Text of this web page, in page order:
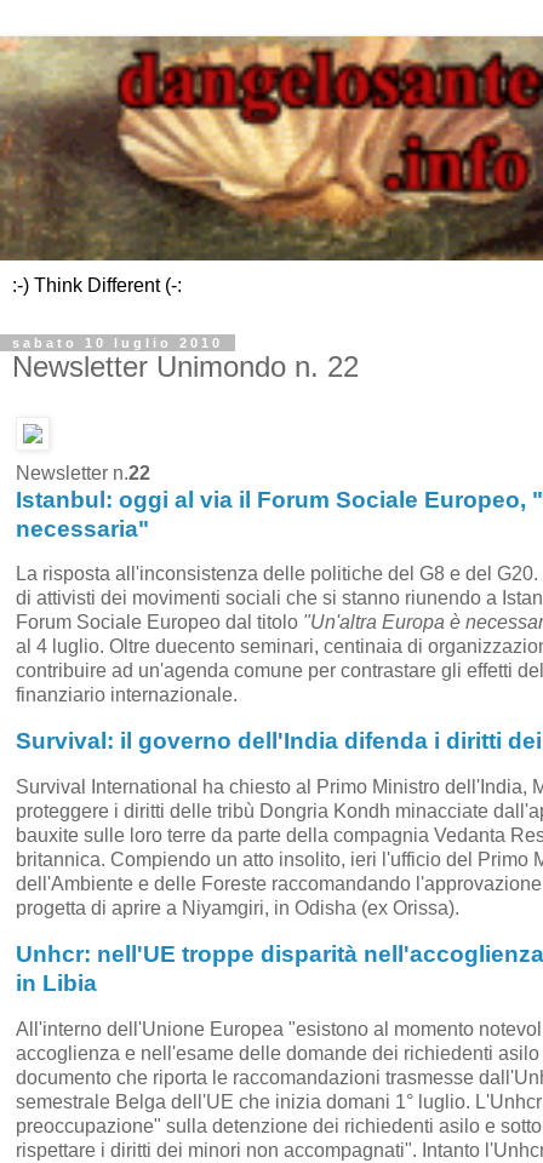
:-) Think Different (-:
sabato 10 luglio 2010
Newsletter Unimondo n. 22
Newsletter n.22
Istanbul: oggi al via il Forum Sociale Europeo,
necessaria"
La risposta all'inconsistenza delle politiche del G8 e del
di attivisti dei movimenti sociali che si stanno riunendo a
Forum Sociale Europeo dal titolo "Un'altra Europa è
al 4 luglio. Oltre duecento seminari, centinaia di
contribuire ad un'agenda comune per contrastare gli effetti
finanziario internazionale.
Survival: il governo dell'India difenda i diritti
Survival International ha chiesto al Primo Ministro dell'India,
proteggere i diritti delle tribù Dongria Kondh minacciate
bauxite sulle loro terre da parte della compagnia Vedanta
britannica. Compiendo un atto insolito, ieri l'ufficio del Primo
dell'Ambiente e delle Foreste raccomandando
progetta di aprire a Niyamgiri, in Odisha (ex Orissa).
Unhcr: nell'UE troppe disparità
in Libia
All'interno dell'Unione Europea "esistono al momento
accoglienza e nell'esame delle domande dei richiedenti
documento che riporta le raccomandazioni trasmesse
semestrale Belga dell'UE che inizia domani 1° luglio.
preoccupazione" sulla detenzione dei richiedenti asilo e
rispettare i diritti dei minori non accompagnati". Intanto